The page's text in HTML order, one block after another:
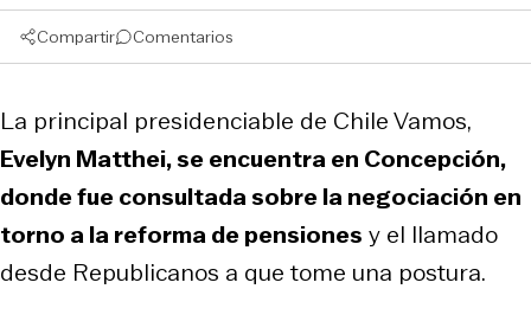
Compartir Comentarios
La principal presidenciable de Chile Vamos,
Evelyn Matthei, se encuentra en Concepción,
donde fue consultada sobre la negociación en
torno a la reforma de pensiones y el llamado
desde Republicanos a que tome una postura.